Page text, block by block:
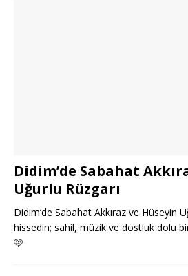
Didim’de Sabahat
Uğurlu Rüzgarı
Didim’de Sabahat Akkıraz ve Hüseyin
hissedin; sahil, müzik ve dostluk dolu
🩷